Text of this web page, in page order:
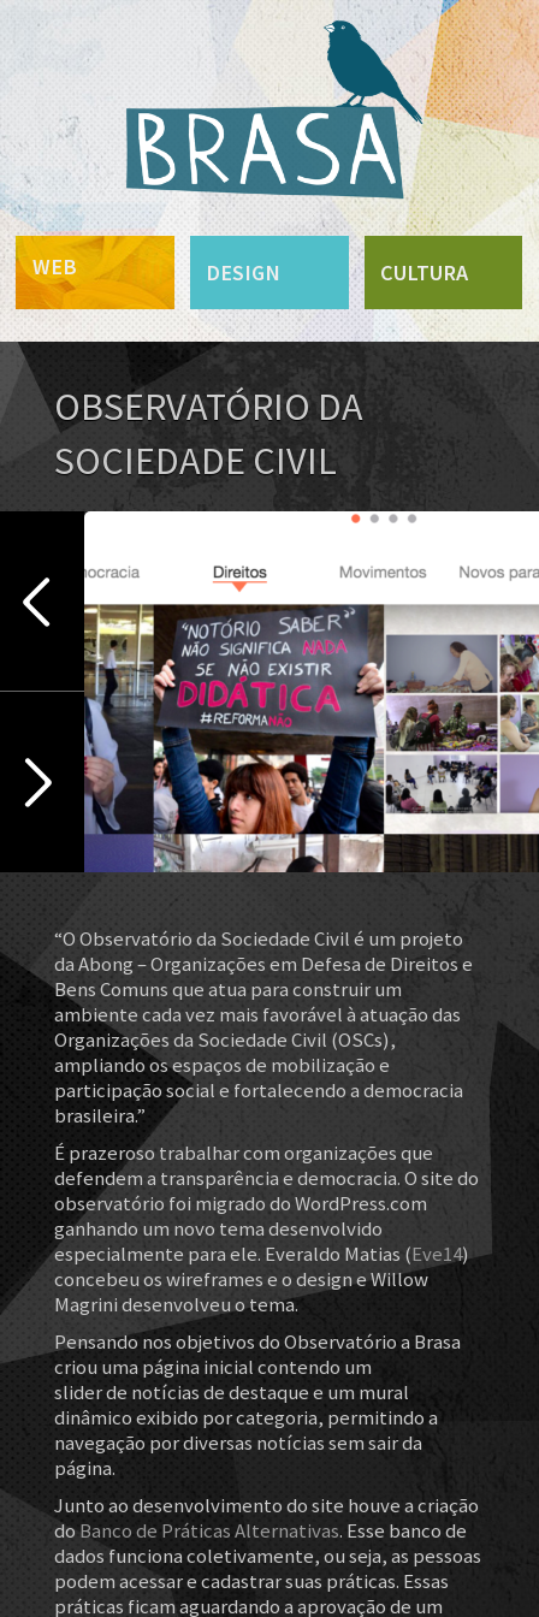
WEB DESIGN CULTURA
OBSERVATÓRIO DA
SOCIEDADE CIVIL
“O Observatório da Sociedade Civil é um projeto
da Abong – Organizações em Defesa de Direitos e
Bens Comuns que atua para construir um
ambiente cada vez mais favorável à atuação das
Organizações da Sociedade Civil (OSCs),
ampliando os espaços de mobilização e
participação social e fortalecendo a democracia
brasileira.”
É prazeroso trabalhar com organizações que
defendem a transparência e democracia. O site do
observatório foi migrado do WordPress.com
ganhando um novo tema desenvolvido
especialmente para ele. Everaldo Matias (Eve14)
concebeu os wireframes e o design e Willow
Magrini desenvolveu o tema.
Pensando nos objetivos do Observatório a Brasa
criou uma página inicial contendo um
slider de notícias de destaque e um mural
dinâmico exibido por categoria, permitindo a
navegação por diversas notícias sem sair da
página.
Junto ao desenvolvimento do site houve a criação
doBanco de Práticas Alternativas. Esse banco de
dados funciona coletivamente, ou seja, as pessoas
podem acessar e cadastrar suas práticas. Essas
práticas ficam aguardando a aprovação de um